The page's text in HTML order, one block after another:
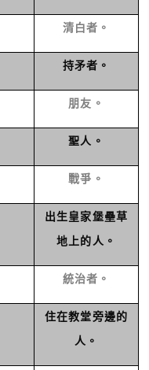
清白者。
持矛者。
朋友。
聖人。
戰爭。
出生皇家堡壘草
地上的人。
統治者。
住在教堂旁邊的
人。